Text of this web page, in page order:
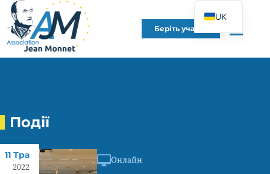
Беріть участь
Події
11 Тра
2022
Онлайн
UK
FR
EN